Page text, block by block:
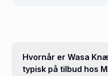
Hvornår er Wasa
typisk på tilbud hos